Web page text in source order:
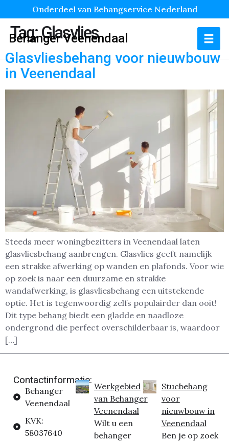
Onderdeel van Behangservice Nederland
Behanger Veenendaal
Tag:Glasvlies
Glasvliesbehang voor nieuwbouw
in Veenendaal
Steeds meer woningbezitters in Veenendaal laten
glasvliesbehang aanbrengen. Glasvlies geeft namelijk
een strakke afwerking op wanden en plafonds. Voor wie
op zoek is naar een duurzame en strakke
wandafwerking, is glasvliesbehang een uitstekende
optie. Het is tegenwoordig zelfs populairder dan ooit!
Dit type behang biedt een gladde en naadloze
ondergrond die perfect overschilderbaar is, waardoor
[…]
Contactinformatie:
Behanger
Veenendaal
KVK:
58037640
Werkgebied
van Behanger
Veenendaal
Wilt u een
behanger
Stucbehang
voor
nieuwbouw in
Veenendaal
Ben je op zoek